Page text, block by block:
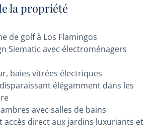
la propriété
de golf à Los Flamingos
Siematic avec électroménagers
baies vitrées électriques
élégamment dans les
avec salles de bains
accès direct aux jardins luxuriants et